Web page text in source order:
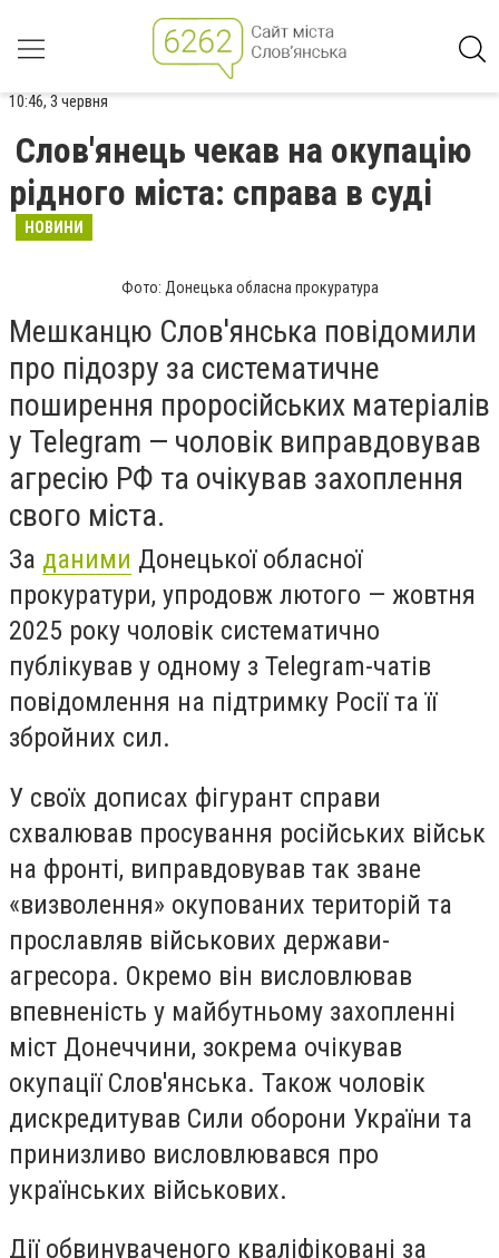
10:46, 3 червня
Слов'янець чекав на окупацію
рідного міста: справа в суді
НОВИНИ
Фото: Донецька обласна прокуратура
Мешканцю Слов'янська повідомили
про підозру за систематичне
поширення проросійських матеріалів
у Telegram — чоловік виправдовував
агресію РФ та очікував захоплення
свого міста.
За даними Донецької обласної
прокуратури, упродовж лютого — жовтня
2025 року чоловік систематично
публікував у одному з Telegram-чатів
повідомлення на підтримку Росії та її
збройних сил.
У своїх дописах фігурант справи
схвалював просування російських військ
на фронті, виправдовував так зване
«визволення» окупованих територій та
прославляв військових держави-
агресора. Окремо він висловлював
впевненість у майбутньому захопленні
міст Донеччини, зокрема очікував
окупації Слов'янська. Також чоловік
дискредитував Сили оборони України та
принизливо висловлювався про
українських військових.
Дії обвинуваченого кваліфіковані за